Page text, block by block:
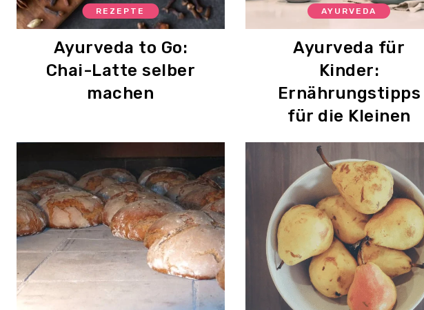
REZEPTE
Ayurveda to Go:
Chai-Latte selber
machen
AYURVEDA
Ayurveda für
Kinder:
Ernährungstipps
für die Kleinen